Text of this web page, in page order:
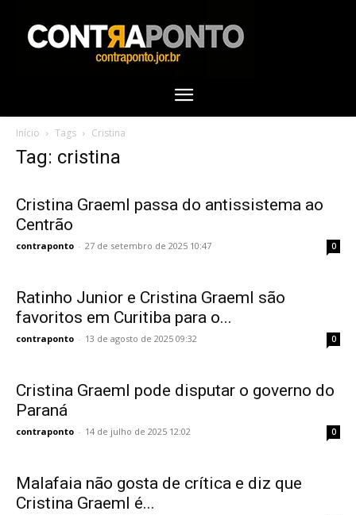
Início Tags Cristina
Tag: cristina
Cristina Graeml passa do antissistema ao
Centrão
contraponto - 27 de setembro de 2025 10:47 0
Ratinho Junior e Cristina Graeml são
favoritos em Curitiba para o...
contraponto - 13 de agosto de 2025 09:32 0
Cristina Graeml pode disputar o governo do
Paraná
contraponto - 14 de julho de 2025 12:02 0
Malafaia não gosta de crítica e diz que
Cristina Graeml é...